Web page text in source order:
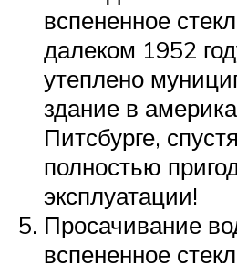
вспененное
далеком 1952
утеплено
здание в
Питсбурге,
полностью
эксплуатации!
Просачивание
вспененное